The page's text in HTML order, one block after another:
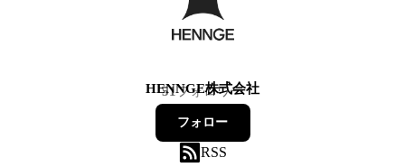
HENNGE株式会社
51フォロワー
フォロー
RSS